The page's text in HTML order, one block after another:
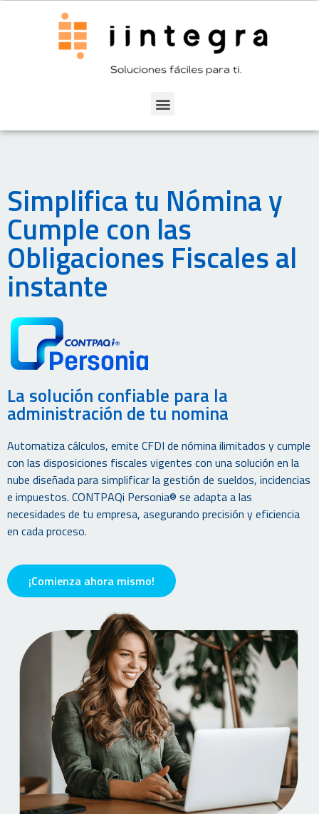
Simplifica tu Nómina y
Cumple con las
Obligaciones Fiscales al
instante
La solución confiable para la
administración de tu nomina
Automatiza cálculos, emite CFDI de nómina ilimitados y cumple
con las disposiciones fiscales vigentes con una solución en la
nube diseñada para simplificar la gestión de sueldos, incidencias
e impuestos. CONTPAQi Personia® se adapta a las
necesidades de tu empresa, asegurando precisión y eficiencia
en cada proceso.
¡Comienza ahora mismo!